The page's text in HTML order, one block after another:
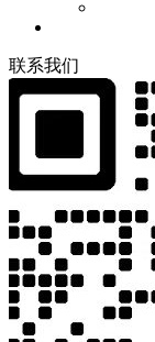
联系我们